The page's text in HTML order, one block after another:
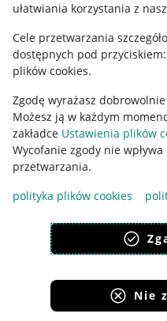
ułatwiania korzystania z
Cele przetwarzania
dostępnych pod przyciskiem:
plików cookies.
Zgodę wyrażasz
Możesz ją w każdym
zakładce Ustawienia plików
Wycofanie zgody nie
przetwarzania.
polityka plików cookies
Nie
Ustawienia plików "cookies"
Udostępnianie lokalizacji
Informacje dla Aktu o
Pobierz aplikację
Korzystanie z serwisu